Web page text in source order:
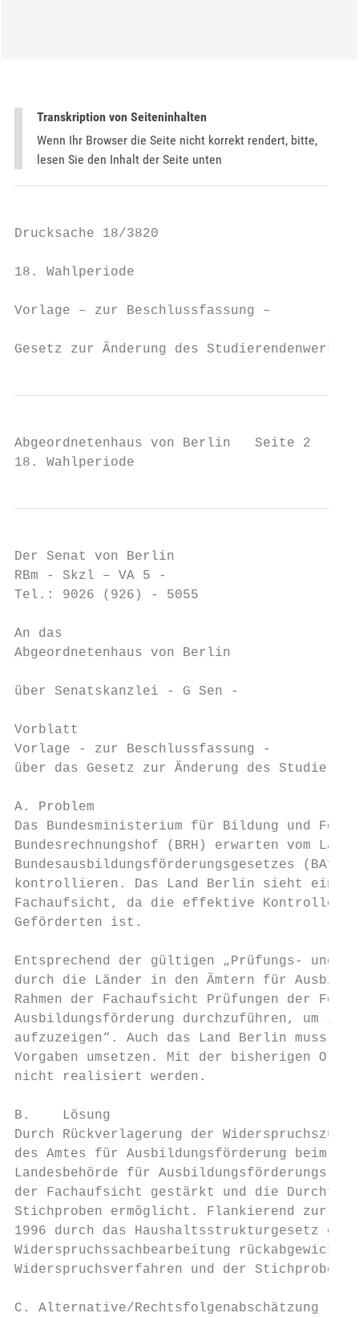
Transkription von Seiteninhalten
Wenn Ihr Browser die Seite nicht korrekt rendert, bitte,
lesen Sie den Inhalt der Seite unten
Drucksache 18/3820
18. Wahlperiode
Vorlage – zur Beschlussfassung –
Gesetz zur Änderung des
Abgeordnetenhaus von Berlin   Seite 2
18. Wahlperiode
Der Senat von Berlin
RBm - Skzl – VA 5 -
Tel.: 9026 (926) - 5055
An das
Abgeordnetenhaus von Berlin
über Senatskanzlei - G Sen -
Vorblatt
Vorlage - zur Beschlussfassung -
über das Gesetz zur Änderung des
A. Problem
Das Bundesministerium für Bildung und
Bundesrechnungshof (BRH) erwarten vom
Bundesausbildungsförderungsgesetzes
kontrollieren. Das Land Berlin sieht einen
Fachaufsicht, da die effektive Kontrolle
Geförderten ist.
Entsprechend der gültigen „Prüfungs- und
durch die Länder in den Ämtern für
Rahmen der Fachaufsicht Prüfungen der
Ausbildungsförderung durchzuführen, um
aufzuzeigen“. Auch das Land Berlin muss
Vorgaben umsetzen. Mit der bisherigen
nicht realisiert werden.
B.    Lösung
Durch Rückverlagerung der
des Amtes für Ausbildungsförderung beim
Landesbehörde für
der Fachaufsicht gestärkt und die
Stichproben ermöglicht. Flankierend zur
1996 durch das Haushaltsstrukturgesetz
Widerspruchssachbearbeitung
Widerspruchsverfahren und der Stichproben
C. Alternative/Rechtsfolgenabschätzung